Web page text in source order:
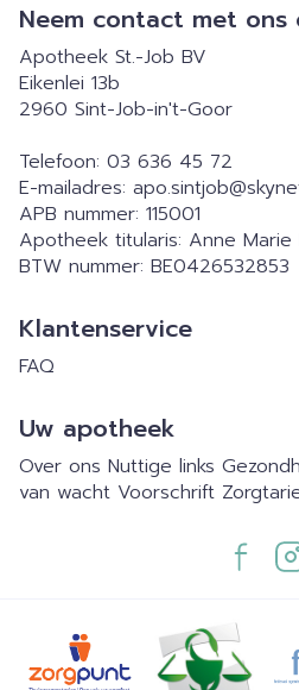
Neem contact met ons
Apotheek St.-Job BV
Eikenlei 13b
2960 Sint-Job-in't-Goor
Telefoon: 03 636 45 72
E-mailadres: apo.sintjob@
APB nummer: 115001
Apotheek titularis: Anne
BTW nummer: BE0426532853
Klantenservice
FAQ
Uw apotheek
Over ons Nuttige links
van wacht Voorschrift